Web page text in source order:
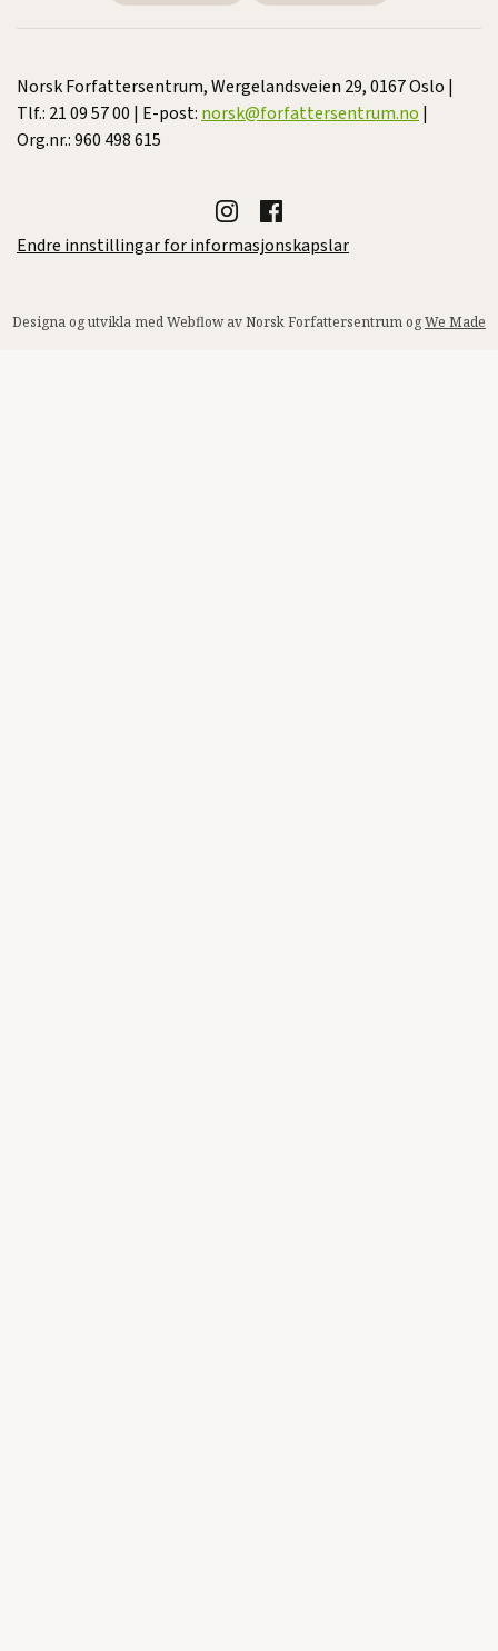
Norsk Forfattersentrum, Wergelandsveien 29, 0167 Oslo |
Tlf.: 21 09 57 00 | E-post: norsk@forfattersentrum.no |
Org.nr.: 960 498 615
Endre innstillingar for informasjonskapslar
Designa og utvikla med Webflow av Norsk Forfattersentrum ogWe Made